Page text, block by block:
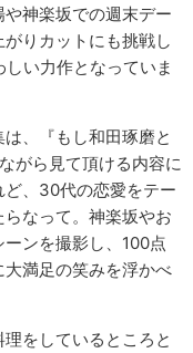
神楽坂での週末デー
りカットにも挑戦し
い力作となっていま
、『もし和田琢磨と
がら見て頂ける内容に
、30代の恋愛をテー
なって。神楽坂やお
ンを撮影し、100点
満足の笑みを浮かべ
をしているところと